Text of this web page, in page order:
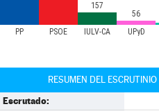
PP PSOE IULV-CA UPyD
157
56
RESUMEN DEL
Escrutado: